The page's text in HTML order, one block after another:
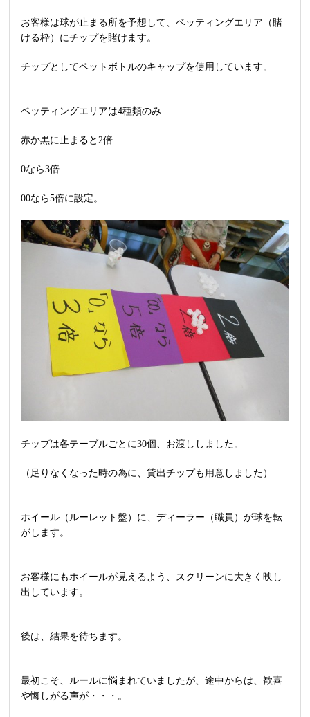
お客様は球が止まる所を予想して、ベッティングエリア（賭
ける枠） にチップを賭けます。
チップとしてペットボトルのキャップを使用しています。
ベッティングエリアは4種類のみ
赤か黒に止まると2倍
0なら3倍
00なら5倍に設定。
チップは各テーブルごとに30個、お渡ししました。
（足りなくなった時の為に、貸出チップも用意しました）
ホイール（ルーレット盤）に、ディーラー（職員）が球を転
がします。
お客様にもホイールが見えるよう、スクリーンに大きく映し
出しています。
後は、結果を待ちます。
最初こそ、ルールに悩まれていましたが、途中からは、歓喜
や悔しがる声が・・・。